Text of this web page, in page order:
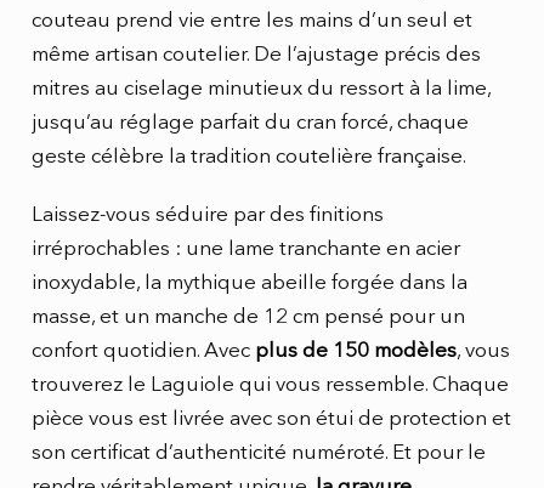
couteau prend vie entre les mains d’un seul et
même artisan coutelier. De l’ajustage précis des
mitres au ciselage minutieux du ressort à la lime,
jusqu’au réglage parfait du cran forcé, chaque
geste célèbre la tradition coutelière française.
Laissez-vous séduire par des finitions
irréprochables : une lame tranchante en acier
inoxydable, la mythique abeille forgée dans la
masse, et un manche de 12 cm pensé pour un
confort quotidien. Avec plus de 150 modèles, vous
trouverez le Laguiole qui vous ressemble. Chaque
pièce vous est livrée avec son étui de protection et
son certificat d’authenticité numéroté. Et pour le